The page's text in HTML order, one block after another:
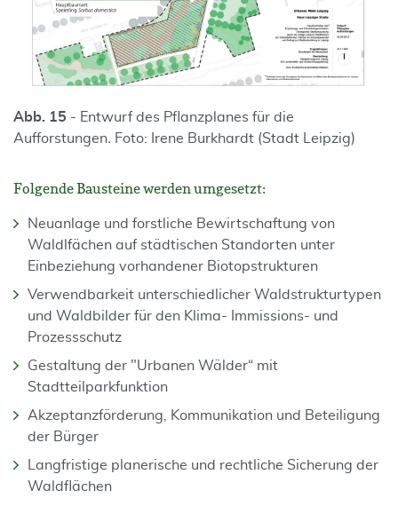
Abb. 15 - Entwurf des Pflanzplanes für die
Aufforstungen. Foto: Irene Burkhardt (Stadt Leipzig)
Folgende Bausteine werden umgesetzt:
Neuanlage und forstliche Bewirtschaftung von
Waldlfächen auf städtischen Standorten unter
Einbeziehung vorhandener Biotopstrukturen
Verwendbarkeit unterschiedlicher Waldstrukturtypen
und Waldbilder für den Klima- Immissions- und
Prozessschutz
Gestaltung der "Urbanen Wälder“ mit
Stadtteilparkfunktion
Akzeptanzförderung, Kommunikation und Beteiligung
der Bürger
Langfristige planerische und rechtliche Sicherung der
Waldflächen